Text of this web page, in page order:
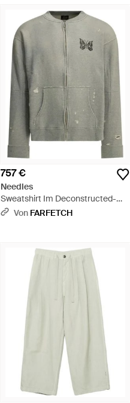
757 €
Needles
Sweatshirt Im Deconstructed-
Look - Grau
Von FARFETCH